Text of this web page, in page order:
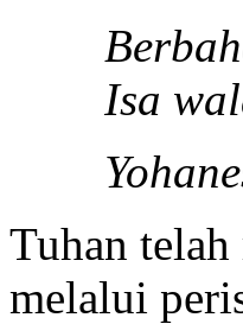
Isa
Tuhan
melalui